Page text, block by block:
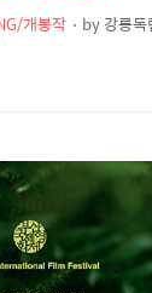
개봉작 by강릉